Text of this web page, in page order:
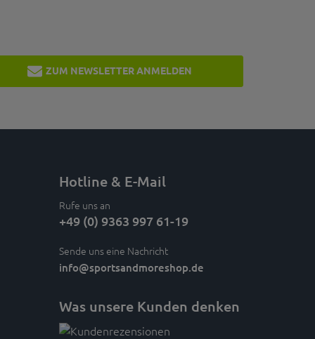
ZUM NEWSLETTER ANMELDEN
Hotline & E-Mail
Rufe uns an
+49 (0) 9363 997 61-19
Sende uns eine Nachricht
info@sportsandmoreshop.de
Was unsere Kunden denken